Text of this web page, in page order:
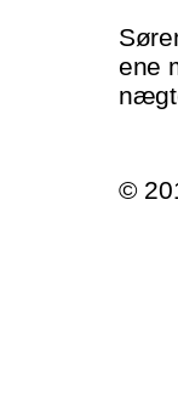
ene
©